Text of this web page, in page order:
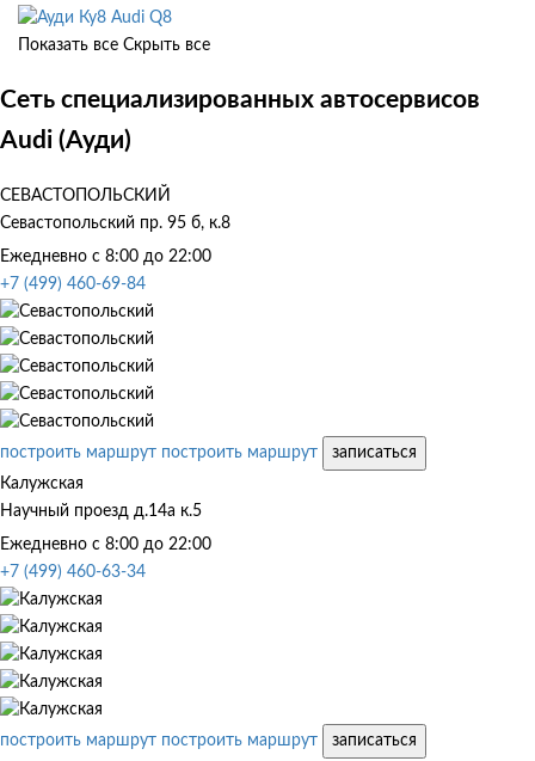
Audi Q8
Показать все Скрыть все
Сеть специализированных автосервисов
Audi (Ауди)
СЕВАСТОПОЛЬСКИЙ
Севастопольский пр. 95 б, к.8
Ежедневно с 8:00 до 22:00
+7 (499) 460-69-84
построить маршрут построить маршрут
записаться
Калужская
Научный проезд д.14а к.5
Ежедневно с 8:00 до 22:00
+7 (499) 460-63-34
построить маршрут построить маршрут
записаться